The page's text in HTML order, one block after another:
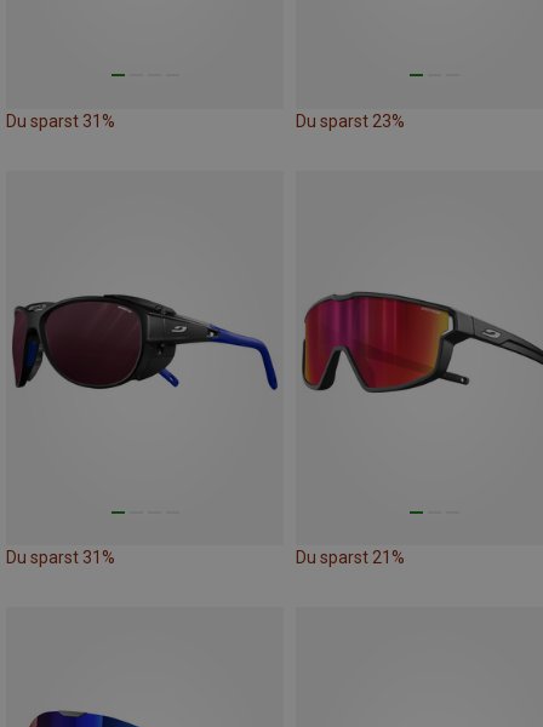
Du sparst 31% Du sparst 23%
Du sparst 31% Du sparst 21%